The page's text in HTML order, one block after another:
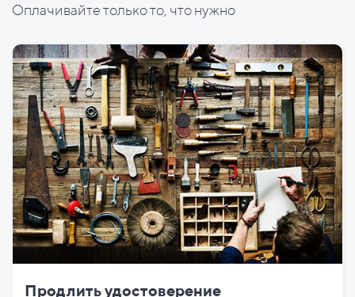
Оплачивайте только то, что нужно
Продлить удостоверение